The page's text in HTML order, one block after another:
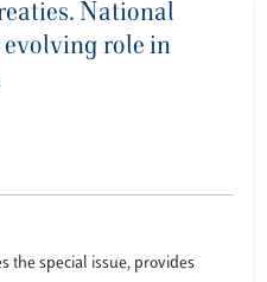
National
role in
the special issue, provides